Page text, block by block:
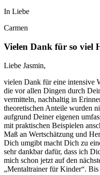
In Liebe
Carmen
Vielen Dank für so viel
Liebe Jasmin,
vielen Dank für eine intensive
die vor allen Dingen durch
vermitteln, nachhaltig in
theoretischen Anteile wurden
aufgrund Deiner eigenen
mit praktischen Beispielen
Maß an Wertschätzung und
Dich umgibt macht Dich zu
sehr dankbar dafür, dass ich
mich schon jetzt auf den
„Mentaltrainer für Kinder“.